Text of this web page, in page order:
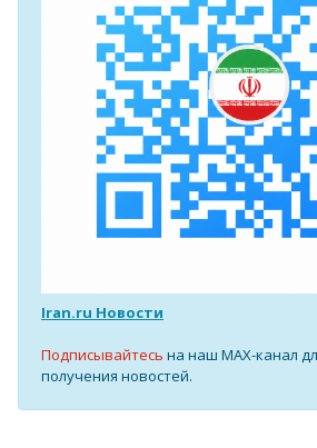
Iran.ru Новости
Подписывайтесь на наш MAX-канал
получения новостей.